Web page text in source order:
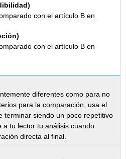
con el artículo B en
con el artículo B en
diferentes como para no
para la comparación, usa el
terminar siendo un poco repetitivo
tu lector tu análisis cuando
directa al final.